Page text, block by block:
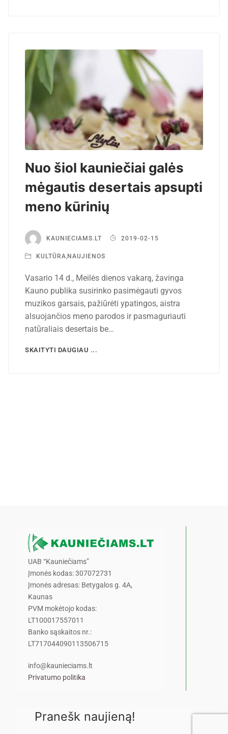
Nuo šiol kauniečiai galės
mėgautis desertais apsupti
meno kūrinių
KAUNIECIAMS.LT 2019-02-15
KULTŪRA NAUJIENOS
Vasario 14 d., Meilės dienos vakarą, žavinga
Kauno publika susirinko pasimėgauti gyvos
muzikos garsais, pažiūrėti ypatingos, aistra
alsuojančios meno parodos ir pasmaguriauti
natūraliais desertais be…
SKAITYTI DAUGIAU ...
UAB “Kauniečiams”
Įmonės kodas: 307072731
Įmonės adresas: Betygalos g. 4A,
Kaunas
PVM mokėtojo kodas:
LT100017557011
Banko sąskaitos nr.:
LT717044090113506715
info@kaunieciams.lt
Privatumo politika
Pranešk naujieną!